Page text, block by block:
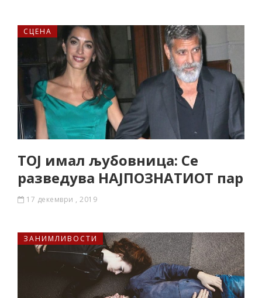
СЦЕНА
ТОЈ имал љубовница: Се
разведува НАЈПОЗНАТИОТ пар
17 декември , 2019
ЗАНИМЛИВОСТИ